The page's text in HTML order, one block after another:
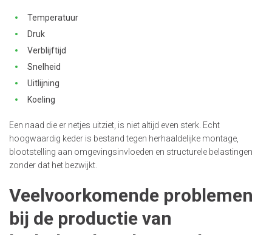
Temperatuur
Druk
Verblijftijd
Snelheid
Uitlijning
Koeling
Een naad die er netjes uitziet, is niet altijd even sterk. Echt
hoogwaardig keder is bestand tegen herhaaldelijke montage,
blootstelling aan omgevingsinvloeden en structurele belastingen
zonder dat het bezwijkt.
Veelvoorkomende problemen
bij de productie van